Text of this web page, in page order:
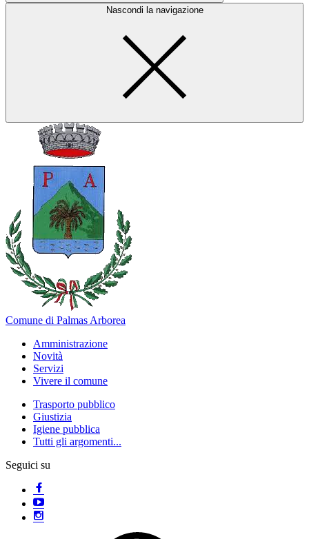
Nascondi la navigazione
Comune di Palmas Arborea
Amministrazione
Novità
Servizi
Vivere il comune
Trasporto pubblico
Giustizia
Igiene pubblica
Tutti gli argomenti...
Seguici su